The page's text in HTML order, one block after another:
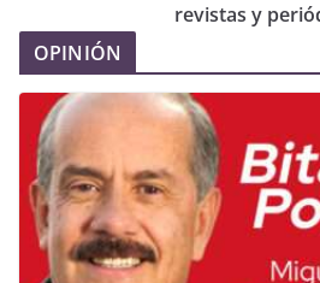
revistas y
OPINIÓN